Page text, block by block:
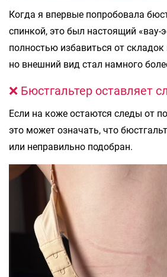
Когда я впервые попробовала
спинкой, это был настоящий «вау-
полностью избавиться от
но внешний вид стал намного
❌ Бюстгальтер оставляет
Если на коже остаются следы от
это может означать, что
или неправильно подобран.